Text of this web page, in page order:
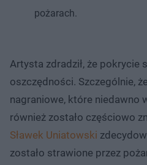
pożarach.
Artysta zdradził, że pokrycie
oszczędności. Szczególnie,
nagraniowe, które niedawno
również zostało częściowo
Sławek Uniatowski
zostało strawione przez